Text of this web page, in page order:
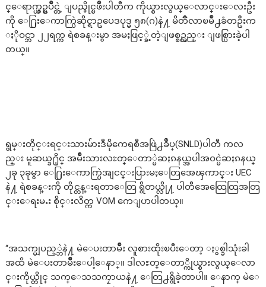
င္ေရာက္ယွဥ္ၿပိဳင္တဲ့ ျပည္ခိုင္ၿဖိဳးပါတီက ကိုယ္စားလွယ္ေလာင္းေလးဦး
ကို ေ႐ြးေကာက္ပြဲဆိုင္ရာဥပေဒပုဒ္မ ၅၈(ဂ)နဲ႔ မိတၳီလာၿမိဳ႕ခံတဦးက
ႏိုဝင္ဘာ ၂၂ရက္က ရဲစခန္းမွာ အမႈဖြင့္ခဲ့တဲ့ျဖစ္စဥ္လည္း ျဖစ္ပြားခဲ့ပါ
တယ္။
ရွမ္းတိုင္းရင္းသားမ်ားဒီမိုကေရစီအဖြဲ႕ခ်ဳပ္(SNLD)ပါတီ ကလ
ည္း မူဆယ္ခ႐ိုင္ အမ်ိဳးသားလႊတ္ေတာ္မဲဆႏၵနယ္အပါအဝင္မဲဆႏၵနယ္
၂ခု ၃ခုမွာ ေ႐ြးေကာက္ပြဲအျငင္းပြားမႈေတြအေၾကာင္း UEC
နဲ႔ ရဲစခန္းကို တိုင္တန္းရတာေတြ ရွိတယ္လို႔ ပါတီအေထြေထြအတြ
င္းေရးမႉး စိုင္းလိတ္က VOM ကေျပာပါတယ္။
“အသက္မျပည့္ဘဲနဲ႔ မဲေပးတာမ်ိဳး လူစားထိုးၿပီးေတာ့ ႏွစ္ခါသုံးခါ
အထိ မဲေပးတာမ်ိဳးေပါ့ေနာ္။ ဒါလႊတ္ေတာ္ကိုယ္စားလွယ္ေလာ
င္းကိုယ္တိုင္ သက္ေသသကၠာယနဲ႔ ေတြ႕ရွိခဲ့တာပါ။ ေနာက္ မဲေ